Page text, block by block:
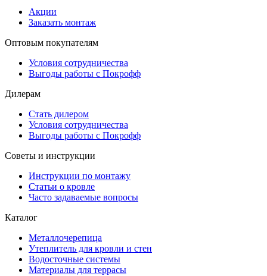
Акции
Заказать монтаж
Оптовым покупателям
Условия сотрудничества
Выгоды работы с Покрофф
Дилерам
Стать дилером
Условия сотрудничества
Выгоды работы с Покрофф
Советы и инструкции
Инструкции по монтажу
Статьи о кровле
Часто задаваемые вопросы
Каталог
Металлочерепица
Утеплитель для кровли и стен
Водосточные системы
Материалы для террасы